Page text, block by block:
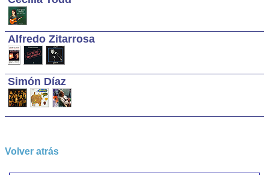
Alfredo Zitarrosa
Simón Díaz
Volver atrás